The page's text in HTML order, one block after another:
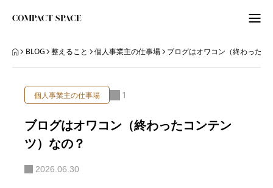
わたしのこと
ORGANIZE
BLOG
BLOG 整えること 個人事業主の仕事場 ブログはオワコン（終わったコ
個人事業主の仕事場 1
ブログはオワコン（終わったコンテン
ツ）なの？
2026.06.30